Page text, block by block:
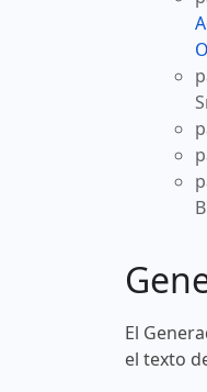
El
el texto